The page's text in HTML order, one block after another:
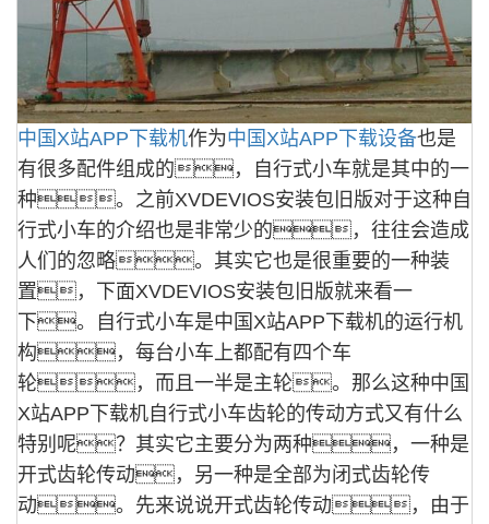
中国X站APP下载机作为中国X站APP下载设备也是
有很多配件组成的，自行式小车就是其中的一
种。之前XVDEVIOS安装包旧版对于这种自
行式小车的介绍也是非常少的，往往会造成
人们的忽略。其实它也是很重要的一种装
置，下面XVDEVIOS安装包旧版就来看一
下。
自行式小车是中国X站APP下载机的运行机
构，每台小车上都配有四个车
轮，而且一半是主轮。那么这种中国
X站APP下载机自行式小车齿轮的传动方式又有什么
特别呢？其实它主要分为两种，一种是
开式齿轮传动，另一种是全部为闭式齿轮传
动。 先来说说开式齿轮传动，由于